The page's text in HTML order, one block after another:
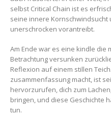
selbst Critical Chain ist es
seine innere
unerschrocken vorantreibt.
Am Ende war es eine kindle die
Betrachtung versunken
Reflexion auf einem stillen
zusammenfassung macht, ist
hervorzurufen, dich zum
bringen, und diese Geschichte
tun.